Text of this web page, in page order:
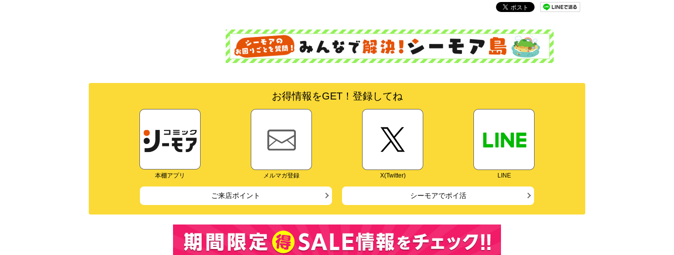
お得情報をGET！登録してね
本棚アプリ メルマガ登録 X(Twitter) LINE
ご来店ポイント シーモアでポイ活